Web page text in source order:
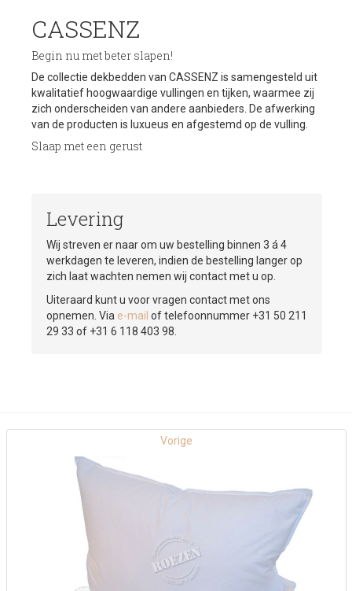
CASSENZ
Begin nu met beter slapen!
De collectie dekbedden van CASSENZ is samengesteld uit
kwalitatief hoogwaardige vullingen en tijken, waarmee zij
zich onderscheiden van andere aanbieders. De afwerking
van de producten is luxueus en afgestemd op de vulling.
Slaap met een gerust
Levering
Wij streven er naar om uw bestelling binnen 3 á 4
werkdagen te leveren, indien de bestelling langer op
zich laat wachten nemen wij contact met u op.
Uiteraard kunt u voor vragen contact met ons
opnemen. Via e-mail of telefoonnummer +31 50 211
29 33 of +31 6 118 403 98.
Vorige